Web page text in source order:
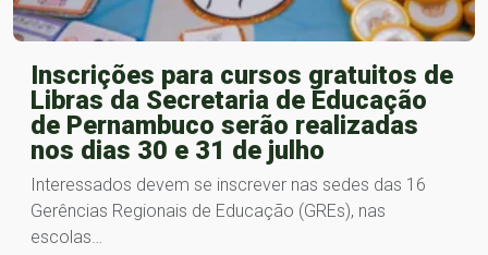
Inscrições para cursos gratuitos de
Libras da Secretaria de Educação
de Pernambuco serão realizadas
nos dias 30 e 31 de julho
Interessados devem se inscrever nas sedes das 16
Gerências Regionais de Educação (GREs), nas
escolas…